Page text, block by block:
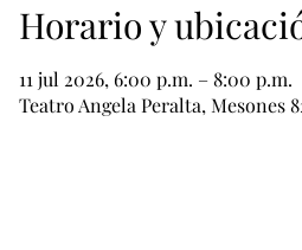
Horario y
11 jul 2026, 6:00 p.m. – 8:00 p.m.
Teatro Angela Peralta, Mesones